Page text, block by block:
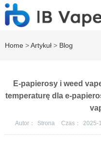
Home >Artykuł > Blog
E-papierosy i weed
temperaturę dla e-
Autor： Strona Czas： 2025-